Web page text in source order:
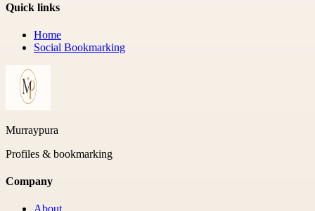
Quick links
Home
Social Bookmarking
Murraypura
Profiles & bookmarking
Company